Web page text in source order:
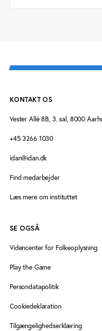
KONTAKT OS
Vester Allé 8B, 3. sal, 8000
+45 3266 1030
idan@idan.dk
Find medarbejder
Læs mere om instituttet
SE OGSÅ
Videncenter for Folkeoplysning
Play the Game
Persondatapolitik
Cookiedeklaration
Tilgængelighedserklæring